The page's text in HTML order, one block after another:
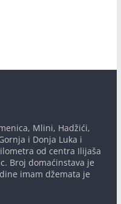
Mlini, Hadžići,
i Donja Luka i
od centra Ilijaša
Broj domaćinstava je
imam džemata je